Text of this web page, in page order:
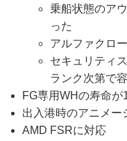
乗船状態のア
った
アルファクロ
セキュリティ
ランク次第で
FG専用WHの寿命
出入港時のアニメー
AMD FSRに対応